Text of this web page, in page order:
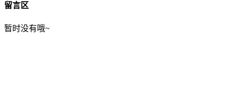
留言区
暂时没有哦~